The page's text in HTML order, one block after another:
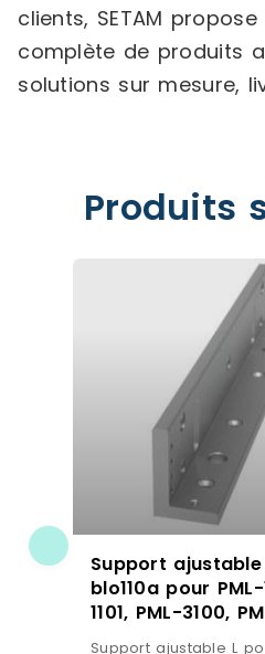
clients, SETAM
complète de produits
solutions sur mesure,
Produits
Support
blo110a pour
1101, PML-3100,
PGL-271, PGL-1101R
Support ajustable L